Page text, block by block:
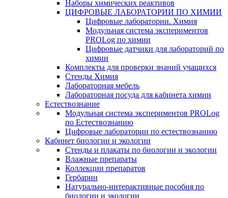
Наборы химических реактивов
ЦИФРОВЫЕ ЛАБОРАТОРИИ ПО ХИМИИ
Цифровые лаборатории. Химия
Модульная система экспериментов
PROLog по химии
Цифровые датчики для лабораторий по
химии
Комплекты для проверки знаний учащихся
Стенды Химия
Лабораторная мебель
Лабораторная посуда для кабинета химии
Естествознание
Модульная система экспериментов PROLog
по Естествознанию
Цифровые лаборатории по естествознанию
Кабинет биологии и экологии
Стенды и плакаты по биологии и экологии
Влажные препараты
Коллекции препаратов
Гербарии
Натурально-интерактивные пособия по
биологии и экологии